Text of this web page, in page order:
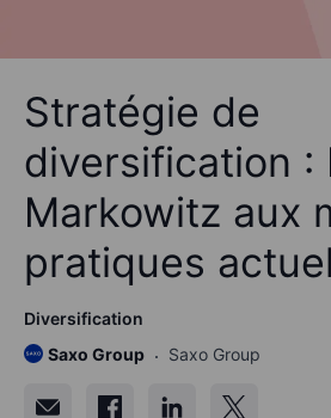
Stratégie de
diversification :
Markowitz aux
pratiques
Diversification
Saxo Group
Saxo Group